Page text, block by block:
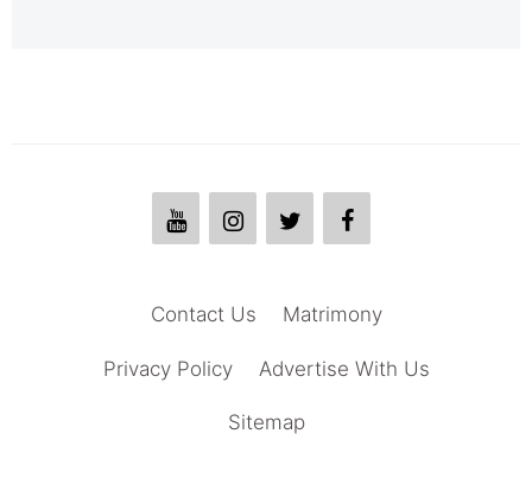
Matrimony
Contact Us
Advertise With Us
Privacy Policy
Sitemap